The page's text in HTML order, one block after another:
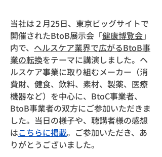
当社は２月25日、東京ビッグサイトで
開催されたBtoB展示会「健康博覧会」
内で、 ヘルスケア業界で広がるBtoB事
業の転換をテーマに講演しました。ヘ
ルスケア事業に取り組むメーカー（消
費財、健食、飲料、素材、製薬、医療
機器など）を中心に、BtoC事業者、
BtoB事業者の双方にご参加いただきま
した。当日の様子や、聴講者様の感想
はこちらに掲載。ご参加いただき、あ
りがとうございました。